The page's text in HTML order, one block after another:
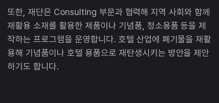
또한, 재단은 Consulting 부문과 협력해 지역 사회와 함께
재활용 소재를 활용한 제품이나 기념품, 청소용품 등을 제
작하는 프로그램을 운영합니다. 호텔 산업에 폐기물을 재활
용해 기념품이나 호텔 용품으로 재탄생시키는 방안을 제안
하기도 합니다.